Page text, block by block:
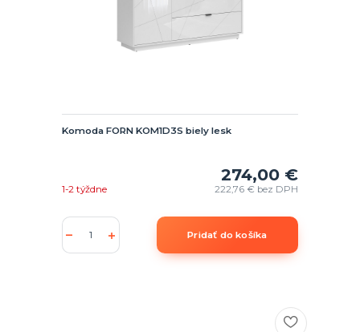
Komoda FORN KOM1D3S biely lesk
274,00 €
222,76 € bez DPH
1-2 týždne
Pridať do košíka